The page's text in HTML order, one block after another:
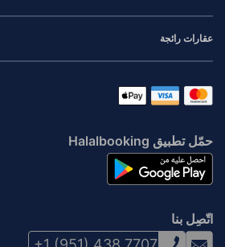
عقارات رائجة
حمّل تطبيق Halalbooking
اتّصِل بنا